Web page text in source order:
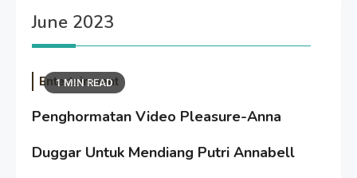
June 2023
1 MIN READ
Entertainment
Penghormatan Video Pleasure-Anna
Duggar Untuk Mendiang Putri Annabell